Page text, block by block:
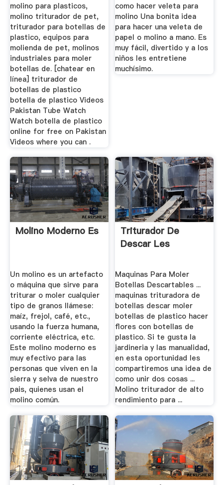
molino para plasticos,
molino triturador de pet,
triturador para botellas de
plastico, equipos para
molienda de pet, molinos
industriales para moler
botellas de. [chatear en
línea] triturador de
botellas de plastico
botella de plastico Videos
Pakistan Tube Watch
Watch botella de plastico
online for free on Pakistan
Videos where you can .
como hacer veleta para
molino Una bonita idea
para hacer una veleta de
papel o molino a mano. Es
muy fácil, divertido y a los
niños les entretiene
muchísimo.
Molino Moderno Es
Un molino es un artefacto
o máquina que sirve para
triturar o moler cualquier
tipo de granos llámese:
maíz, frejol, café, etc.,
usando la fuerza humana,
corriente eléctrica, etc.
Este molino moderno es
muy efectivo para las
personas que viven en la
sierra y selva de nuestro
pais, quienes usan el
molino común.
Triturador De
Descar Les
Maquinas Para Moler
Botellas Descartables ...
maquinas trituradora de
botellas descar moler
botellas de plastico hacer
flores con botellas de
plastico. Si te gusta la
jardineria y las manualidad,
en esta oportunidad les
compartiremos una idea de
como unir dos cosas ...
Molino triturador de alto
rendimiento para ...